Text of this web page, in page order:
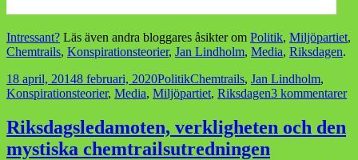
Intressant? Läs även andra bloggares åsikter om Politik, Miljöpartiet,
Chemtrails, Konspirationsteorier, Jan Lindholm, Media, Riksdagen.
Postat
18 april, 20148 februari, 2020Kategorier
PolitikTaggar
Chemtrails, Jan Lindholm,
Konspirationsteorier, Media, Miljöpartiet, Riksdagen3 kommentarertill
Riksdagsledamoten, verkligheten och den
mystiska chemtrailsutredningen